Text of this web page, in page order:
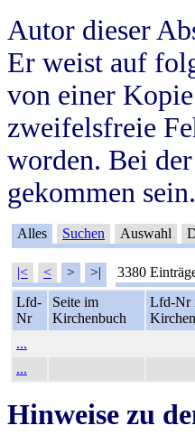
Autor dieser
Er weist auf
von einer
zweifelsfreie
worden. Bei
gekommen
Alles Suchen Auswahl
|< < > >| 3380
Lfd-
Nr
Seite im
Kirchenbuch
Lfd-Nr
...
...
Hinweise zu